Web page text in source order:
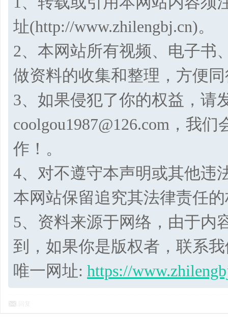
址(http://www.zhilengbj.cn)。
2、本网站所有视频、电子书
做资料的收集和整理，方便
3、如果侵犯了你的权益，请
coolgou1987@126.com，我
作！。
4、对不遵守本声明或其他违
本网站保留追究其法律责任
5、资料来源于网络，由于内
到，如果你是版权者，联系
唯一网址: https://